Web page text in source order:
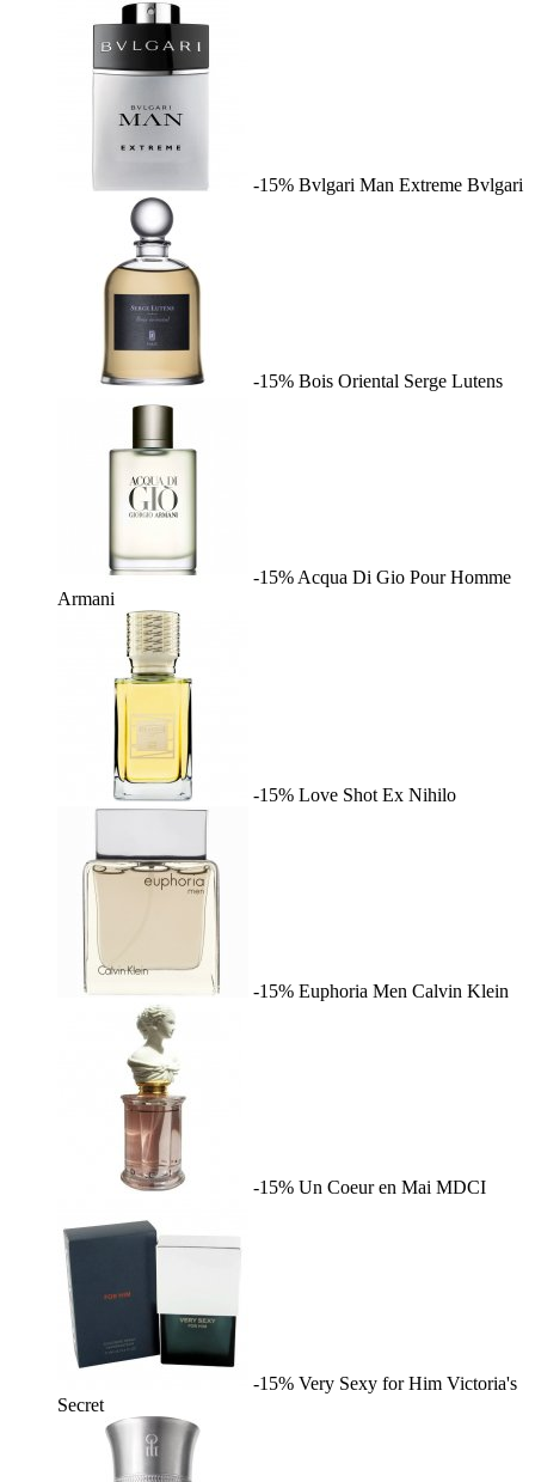
-15% Bvlgari Man Extreme Bvlgari
-15% Bois Oriental Serge Lutens
-15% Acqua Di Gio Pour Homme
Armani
-15% Love Shot Ex Nihilo
-15% Euphoria Men Calvin Klein
-15% Un Coeur en Mai MDCI
-15% Very Sexy for Him Victoria's
Secret